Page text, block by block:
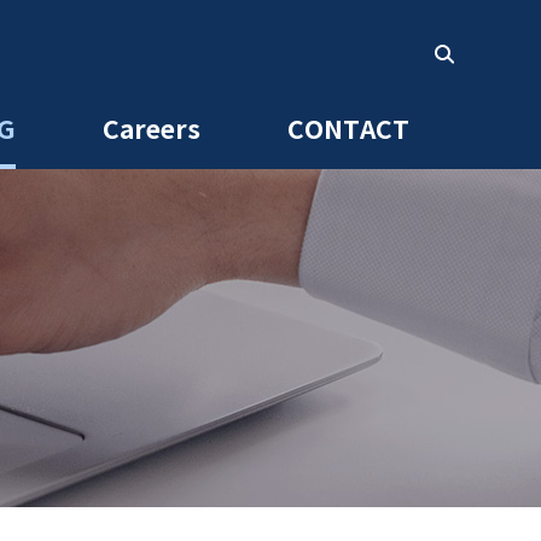
Careers CONTACT